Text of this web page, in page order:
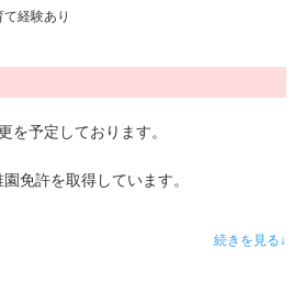
経験あり
予定しております。
免許を取得しています。
続きを見る↓